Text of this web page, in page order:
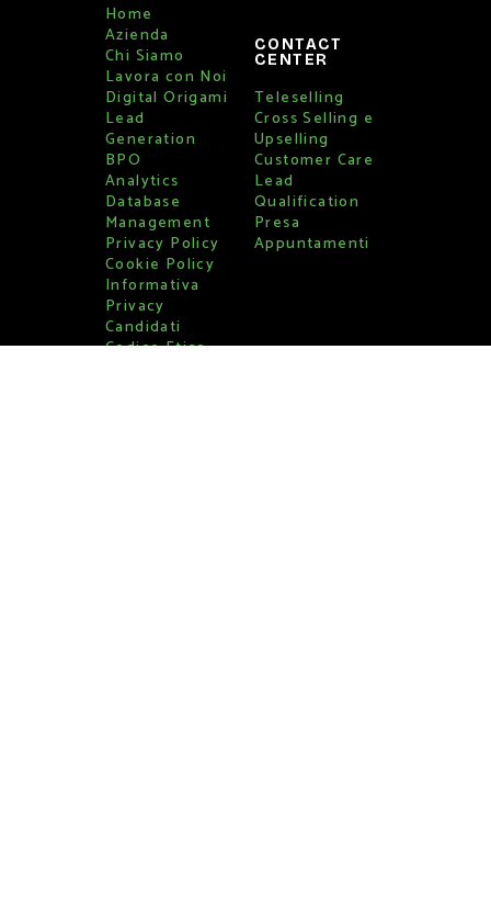
Home
Azienda
Chi Siamo
Lavora con Noi
Digital Origami
Lead
Generation
BPO
Analytics
Database
Management
Privacy Policy
Cookie Policy
Informativa
Privacy
Candidati
Codice Etico
CONTACT
CENTER
Teleselling
Cross Selling e
Upselling
Customer Care
Lead
Qualification
Presa
Appuntamenti